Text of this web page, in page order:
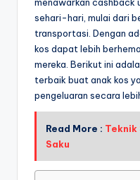
sehari-hari, mulai dari
transportasi. Dengan
kos dapat lebih
mereka. Berikut ini
terbaik buat anak kos
pengeluaran secara
Read More : Teknik
Saku